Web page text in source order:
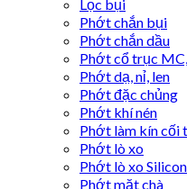
Lọc bụi
Phớt chắn bụi
Phớt chắn dầu
Phớt cổ trục
Phớt dạ, nỉ, len
Phớt đặc chủng
Phớt khí nén
Phớt làm kín cối
Phớt lò xo
Phớt lò xo Silicon
Phớt mặt chà